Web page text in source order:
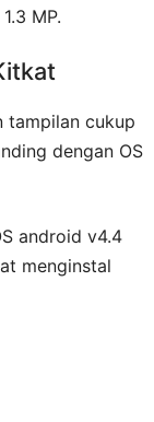
MP.
tampilan cukup
dengan OS
android v4.4
menginstal